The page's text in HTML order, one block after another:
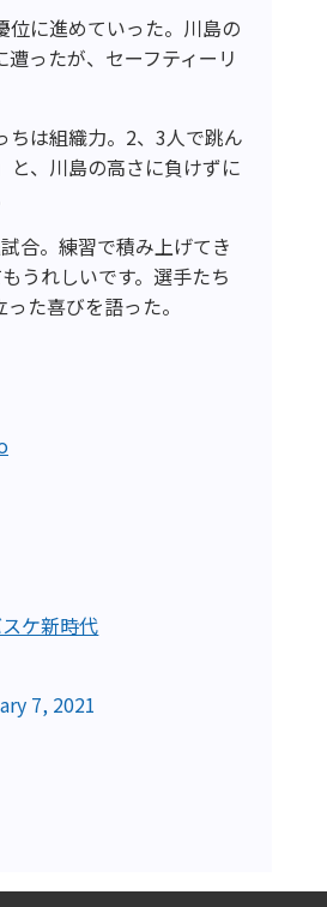
位に進めていった。川島の
ったが、セーフティーリ
ちは組織力。2、3人で跳ん
と、川島の高さに負けずに
合。練習で積み上げてき
うれしいです。選手たち
た喜びを語った。
ケ新時代
7, 2021